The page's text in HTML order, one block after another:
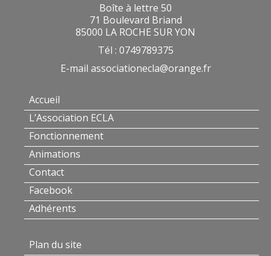
Boîte à lettre 50
71 Boulevard Briand
85000 LA ROCHE SUR YON
Tél : 0749789375
E-mail associationecla@orange.fr
Accueil
L’Association ECLA
Fonctionnement
Animations
Contact
Facebook
Adhérents
Plan du site